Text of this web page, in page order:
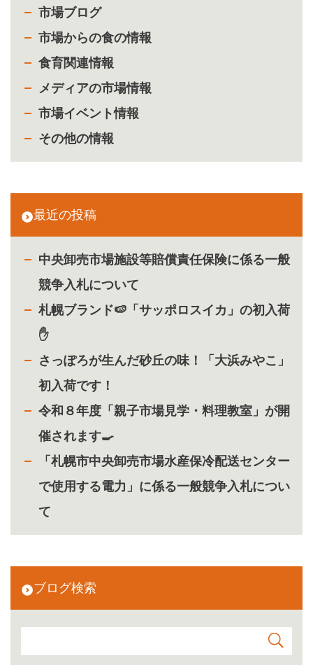
市場ブログ
市場からの食の情報
食育関連情報
メディアの市場情報
市場イベント情報
その他の情報
最近の投稿
中央卸売市場施設等賠償責任保険に係る一般
競争入札について
札幌ブランド🍉「サッポロスイカ」の初入荷
✋
さっぽろが生んだ砂丘の味！「大浜みやこ」
初入荷です！
令和８年度「親子市場見学・料理教室」が開
催されます🍳
「札幌市中央卸売市場水産保冷配送センター
で使用する電力」に係る一般競争入札につい
て
ブログ検索